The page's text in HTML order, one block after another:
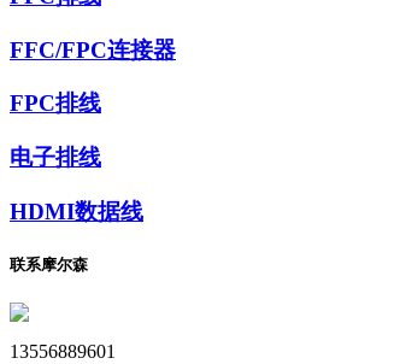
FFC/FPC连接器
FPC排线
电子排线
HDMI数据线
联系摩尔森
13556889601